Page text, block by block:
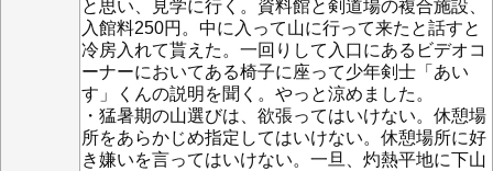
と思い、見学に行く。資料館と剣道場の複合施設、
入館料250円。中に入って山に行って来たと話すと
冷房入れて貰えた。一回りして入口にあるビデオコ
ーナーにおいてある椅子に座って少年剣士「あい
す」くんの説明を聞く。やっと涼めました。
・猛暑期の山選びは、欲張ってはいけない。休憩場
所をあらかじめ指定してはいけない。休憩場所に好
き嫌いを言ってはいけない。一旦、灼熱平地に下山